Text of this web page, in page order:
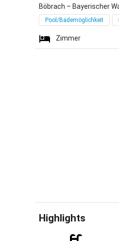
Böbrach – Bayerischer
Pool/Bademöglichkeit
Zimmer
Highlights